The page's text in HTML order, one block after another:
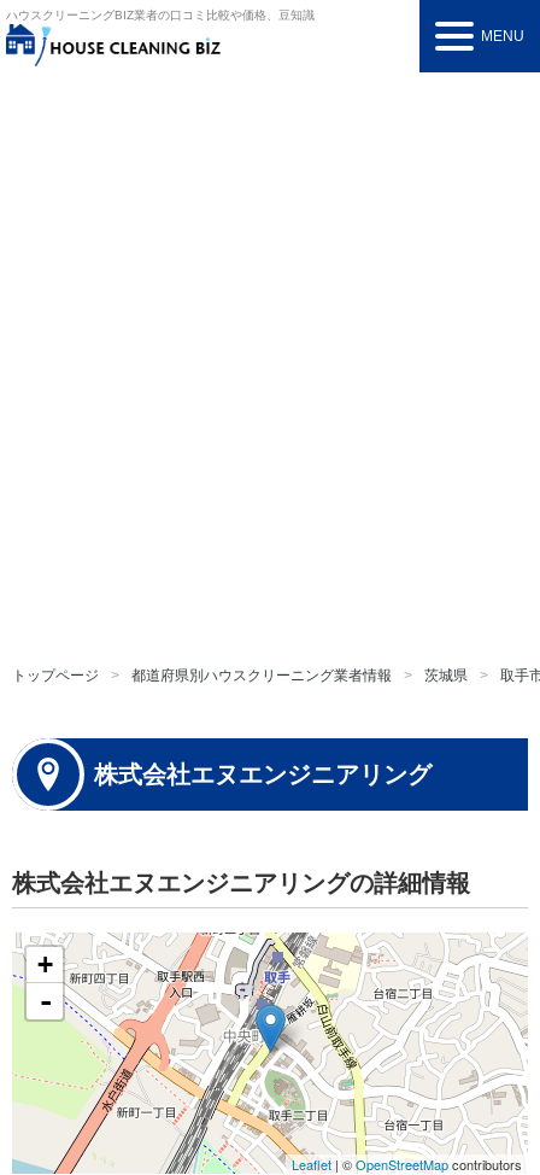
ハウスクリーニングBIZ業者の口コミ比較や価格、豆知識
MENU
トップページ 都道府県別ハウスクリーニング業者情報 茨城県 取手
株式会社エヌエンジニアリング
株式会社エヌエンジニアリングの詳細情報
+
-
Leaflet | ©OpenStreetMapcontributors